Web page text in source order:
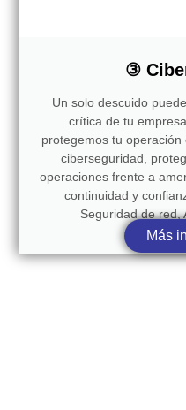
③
Un solo descuido
crítica de tu
protegemos tu
ciberseguridad,
operaciones frente a
continuidad y
Seguridad de red,
Más